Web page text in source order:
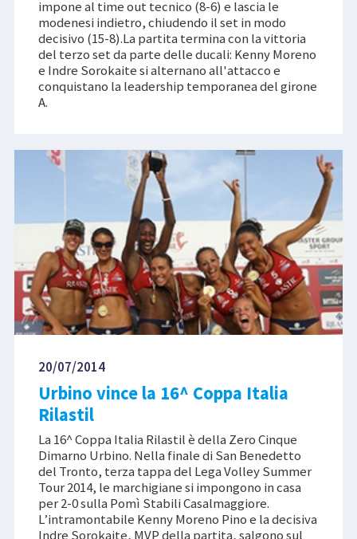
impone al time out tecnico (8-6) e lascia le
modenesi indietro, chiudendo il set in modo
decisivo (15-8).La partita termina con la vittoria
del terzo set da parte delle ducali: Kenny Moreno
e Indre Sorokaite si alternano all'attacco e
conquistano la leadership temporanea del girone
A.
20/07/2014
Urbino vince la 16^ Coppa Italia
Rilastil
La 16^ Coppa Italia Rilastil è della Zero Cinque
Dimarno Urbino. Nella finale di San Benedetto
del Tronto, terza tappa del Lega Volley Summer
Tour 2014, le marchigiane si impongono in casa
per 2-0 sulla Pomì Stabili Casalmaggiore.
L’intramontabile Kenny Moreno Pino e la decisiva
Indre Sorokaite, MVP della partita, salgono sul